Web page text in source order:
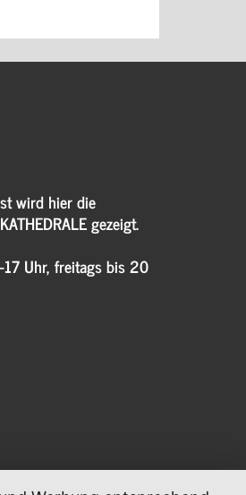
wird hier die
gezeigt.
17 Uhr, freitags bis 20